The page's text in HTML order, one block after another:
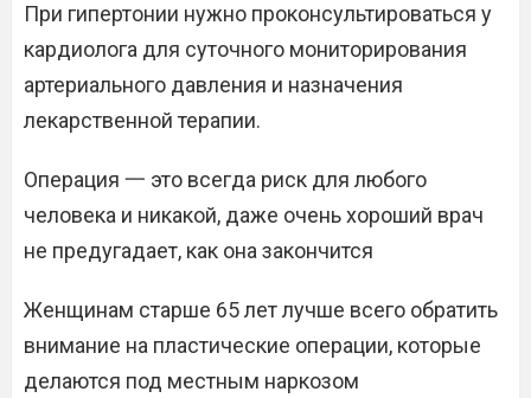
При гипертонии нужно проконсультироваться у
кардиолога для суточного мониторирования
артериального давления и назначения
лекарственной терапии.
Операция 一 это всегда риск для любого
человека и никакой, даже очень хороший врач
не предугадает, как она закончится
Женщинам старше 65 лет лучше всего обратить
внимание на пластические операции, которые
делаются под местным наркозом